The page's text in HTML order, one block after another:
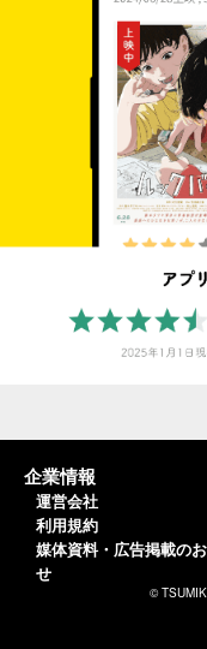
企業情報
運営会社
利用規約
媒体資料・広告掲載の
せ
©